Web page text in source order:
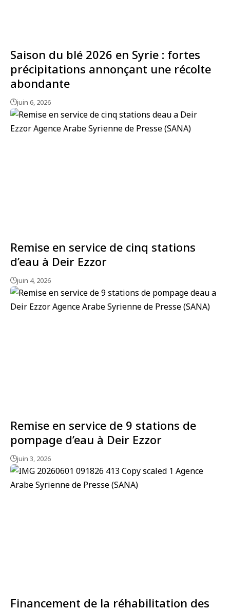
Saison du blé 2026 en Syrie : fortes
précipitations annonçant une récolte
abondante
juin 6, 2026
Remise en service de cinq stations
d’eau à Deir Ezzor
juin 4, 2026
Remise en service de 9 stations de
pompage d’eau à Deir Ezzor
juin 3, 2026
Financement de la réhabilitation des